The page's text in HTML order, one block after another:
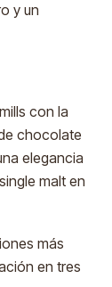
y un
con la
chocolate
elegancia
malt en
más
en tres